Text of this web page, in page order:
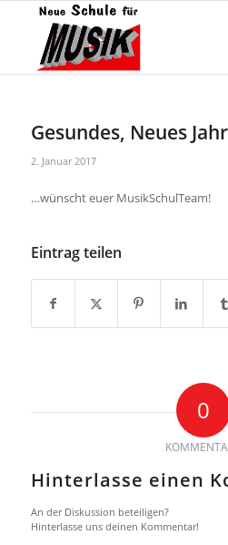
Gesundes, Neues
2. Januar 2017
…wünscht euer MusikSchulTeam!
Eintrag teilen
0
Hinterlasse einen
An der Diskussion beteiligen?
Hinterlasse uns deinen Kommentar!